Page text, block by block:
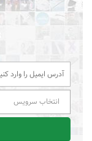
انتخاب سرویس